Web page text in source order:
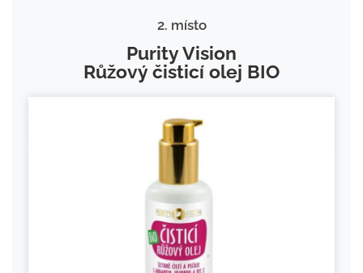
2. místo
Purity Vision
Růžový čisticí olej BIO